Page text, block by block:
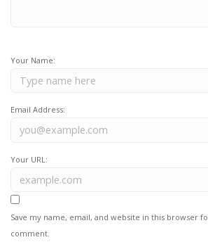
Your Name:
Email Address:
Your URL:
Save my name, email, and website in this browser
comment.